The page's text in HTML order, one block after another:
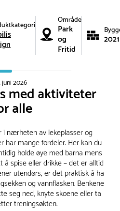
Område
Park
og
Fritid
2021
juni 2026
med aktiviteter
alle
i nærheten av lekeplasser og
har mange fordeler. Her kan du
holde øye med barna mens
å spise eller drikke – det er alltid
utendørs, er det praktisk å ha
og vannflasken. Benkene
seg ned, knyte skoene eller ta
treningsøkten.